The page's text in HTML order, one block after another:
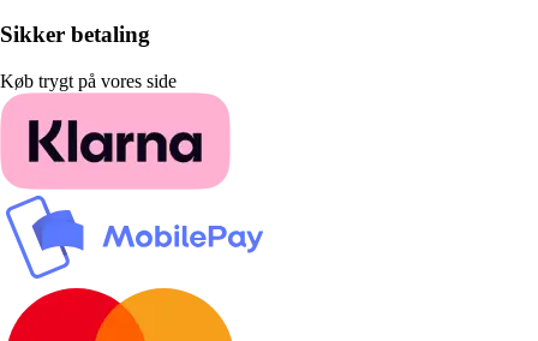
Sikker betaling
Køb trygt på vores side